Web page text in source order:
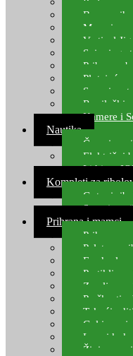
Brum
Mamci za
Vertical
Spinning
Pribor za
Plutajuća
Sonari za
Ronilački
Kamere i
Nautika
Čamci za
Električni
Lithium
Kompleti za
Gotovi
Setovi za
Prihrana i mamci
Prihrana
Pelete za
Feeder
Partikli za
Zemlja za
Praškasti
Tekući
Gel i sprej
Lovni
Živi mamci